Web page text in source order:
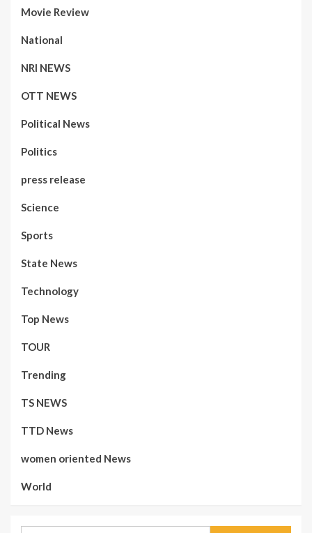
Movie Review
National
NRI NEWS
OTT NEWS
Political News
Politics
press release
Science
Sports
State News
Technology
Top News
TOUR
Trending
TS NEWS
TTD News
women oriented News
World